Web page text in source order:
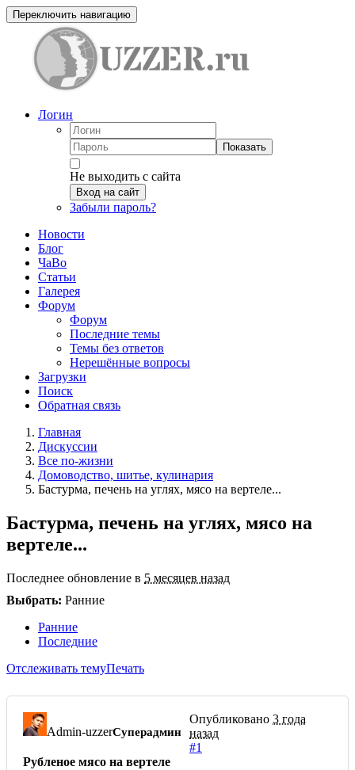
Переключить навигацию
Логин
Показать
Не выходить с сайта
Вход на сайт
Забыли пароль?
Новости
Блог
ЧаВо
Статьи
Галерея
Форум
Форум
Последние темы
Темы без ответов
Нерешённые вопросы
Загрузки
Поиск
Обратная связь
Главная
Дискуссии
Все по-жизни
Домоводство, шитье, кулинария
Бастурма, печень на углях, мясо на вертеле...
Бастурма, печень на углях, мясо на
вертеле...
Последнее обновление в 5 месяцев назад
Выбрать: Ранние
Ранние
Последние
Отслеживать темуПечать
Admin-uzzerСуперадмин
Опубликовано 3 года
назад
#1
Рубленое мясо на вертеле